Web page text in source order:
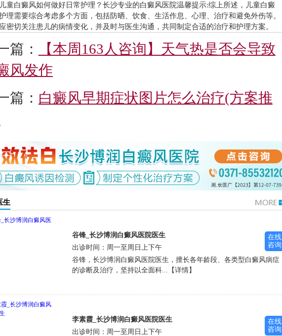
白癜风如何做好日常护理？长沙专业的白癜风医院温馨提示:综上所述，儿童白癜
理需要综合考虑多个方面，包括防晒、饮食、生活作息、心理、治疗和避免外伤等。
密切关注患儿的病情变化，并及时与医生沟通，共同制定合适的治疗和护理方案。
篇：
【本周163人咨询】天气热是否会导致
风发作
篇： 白癜风早期症状图片怎么治疗(方案推
生
谷锋_长沙博润白癜风医院医生
出诊时间：周一至周日上下午
在线
咨询
谷锋，长沙博润白癜风医院医生，擅长各年龄段、各类型白癜风病症
的诊断及治疗，坚持以全面科...【详情】
李素霞_长沙博润白癜风医院医生
出诊时间：周一至周日上下午
在线
咨询